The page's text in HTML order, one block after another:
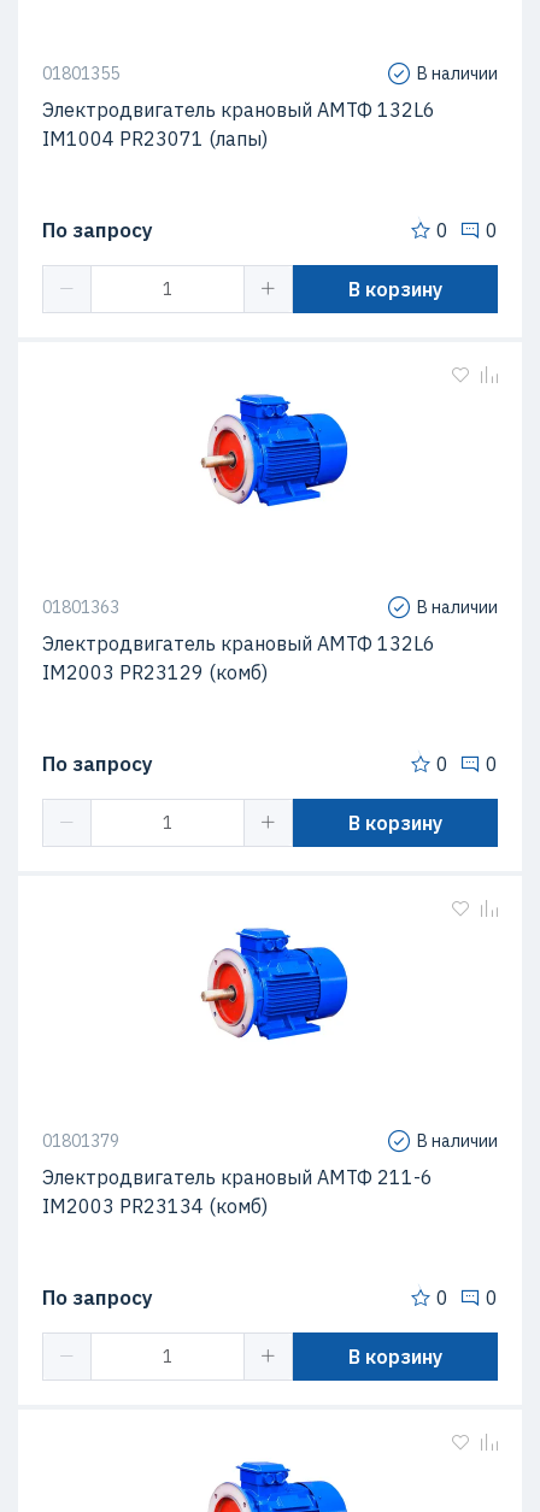
01801355 В наличии
Электродвигатель крановый АМТФ 132L6
IM1004 PR23071 (лапы)
По запросу 0 0
В корзину
01801363 В наличии
Электродвигатель крановый АМТФ 132L6
IM2003 PR23129 (комб)
По запросу 0 0
В корзину
01801379 В наличии
Электродвигатель крановый АМТФ 211-6
IM2003 PR23134 (комб)
По запросу 0 0
В корзину